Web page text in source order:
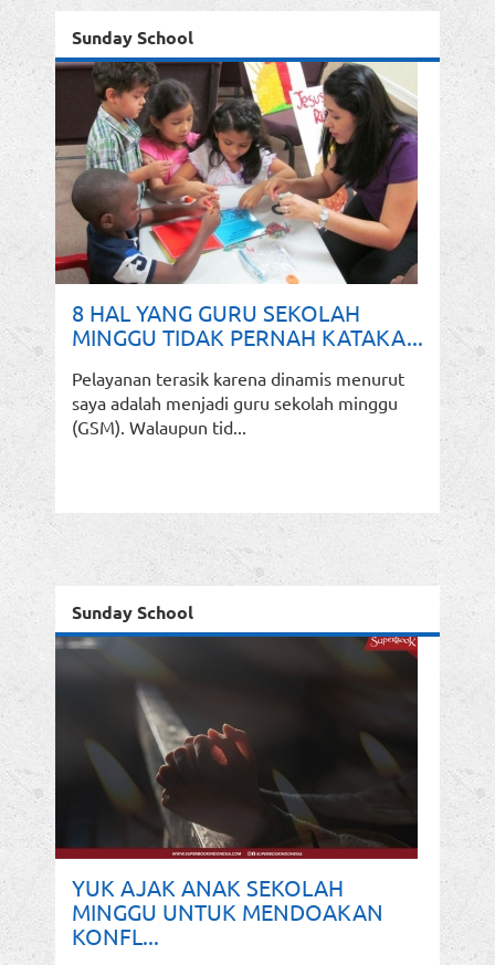
Sunday School
8 HAL YANG GURU SEKOLAH
MINGGU TIDAK PERNAH KATAKA...
Pelayanan terasik karena dinamis menurut
saya adalah menjadi guru sekolah minggu
(GSM). Walaupun tid...
Sunday School
YUK AJAK ANAK SEKOLAH
MINGGU UNTUK MENDOAKAN
KONFL...